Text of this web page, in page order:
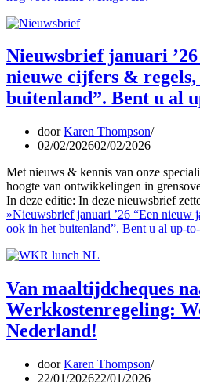
Nieuwsbrief januari
nieuwe cijfers &
buitenland”. Bent u al
doorKaren Thompson
02/02/202602/02/2026
Met nieuws & kennis van onze
hoogte van ontwikkelingen in
In deze editie: In deze nieuwsbrief
»Nieuwsbrief januari ’26 “Een nieuw
ook in het buitenland”. Bent u al up-
Van maaltijdcheques
Werkkostenregeling:
Nederland!
doorKaren Thompson
22/01/202622/01/2026